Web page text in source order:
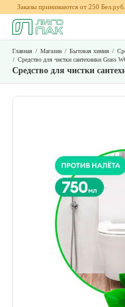
Заказы принимаются от 250
Главная / Магазин / Бытовая химия /
/ Средство для чистки сантехники Grass
Средство для чистки